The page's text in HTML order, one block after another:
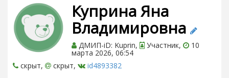
Куприна Яна
Владимировна
ДМИП-iD: Kuprin, Участник, 10
марта 2026, 06:54
скрыт,
скрыт, id4893382